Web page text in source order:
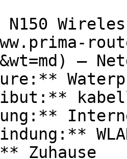
N150
—